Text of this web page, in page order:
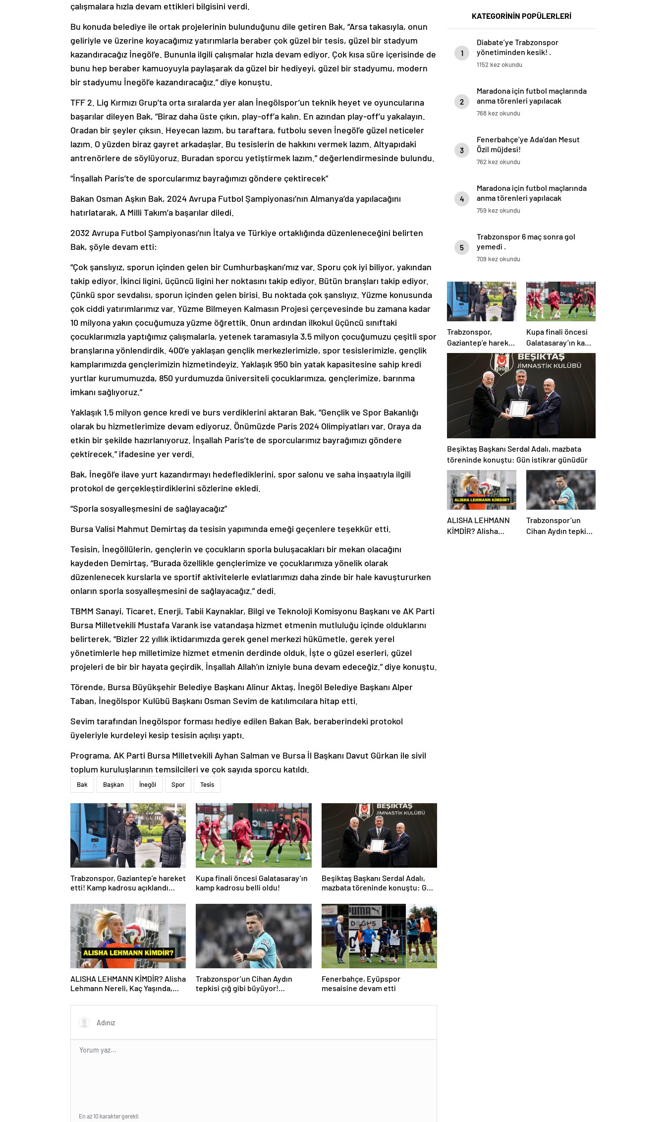
çalışmalara hızla devam ettikleri bilgisini verdi.
Bu konuda belediye ile ortak projelerinin bulunduğunu dile getiren Bak, “Arsa takasıyla, onun
geliriyle ve üzerine koyacağımız yatırımlarla beraber çok güzel bir tesis, güzel bir stadyum
kazandıracağız İnegöl’e. Bununla ilgili çalışmalar hızla devam ediyor. Çok kısa süre içerisinde de
bunu hep beraber kamuoyuyla paylaşarak da güzel bir hediyeyi, güzel bir stadyumu, modern
bir stadyumu İnegöl’e kazandıracağız.” diye konuştu.
TFF 2. Lig Kırmızı Grup’ta orta sıralarda yer alan İnegölspor’un teknik heyet ve oyuncularına
başarılar dileyen Bak, “Biraz daha üste çıkın, play-off’a kalın. En azından play-off’u yakalayın.
Oradan bir şeyler çıksın. Heyecan lazım, bu taraftara, futbolu seven İnegöl’e güzel neticeler
lazım. O yüzden biraz gayret arkadaşlar. Bu tesislerin de hakkını vermek lazım. Altyapıdaki
antrenörlere de söylüyoruz. Buradan sporcu yetiştirmek lazım.” değerlendirmesinde bulundu.
“İnşallah Paris’te de sporcularımız bayrağımızı göndere çektirecek”
Bakan Osman Aşkın Bak, 2024 Avrupa Futbol Şampiyonası’nın Almanya’da yapılacağını
hatırlatarak, A Milli Takım’a başarılar diledi.
2032 Avrupa Futbol Şampiyonası’nın İtalya ve Türkiye ortaklığında düzenleneceğini belirten
Bak, şöyle devam etti:
“Çok şanslıyız, sporun içinden gelen bir Cumhurbaşkanı’mız var. Sporu çok iyi biliyor, yakından
takip ediyor. İkinci ligini, üçüncü ligini her noktasını takip ediyor. Bütün branşları takip ediyor.
Çünkü spor sevdalısı, sporun içinden gelen birisi. Bu noktada çok şanslıyız. Yüzme konusunda
çok ciddi yatırımlarımız var. Yüzme Bilmeyen Kalmasın Projesi çerçevesinde bu zamana kadar
10 milyona yakın çocuğumuza yüzme öğrettik. Onun ardından ilkokul üçüncü sınıftaki
çocuklarımızla yaptığımız çalışmalarla, yetenek taramasıyla 3,5 milyon çocuğumuzu çeşitli spor
branşlarına yönlendirdik. 400’e yaklaşan gençlik merkezlerimizle, spor tesislerimizle, gençlik
kamplarımızda gençlerimizin hizmetindeyiz. Yaklaşık 950 bin yatak kapasitesine sahip kredi
yurtlar kurumumuzda, 850 yurdumuzda üniversiteli çocuklarımıza, gençlerimize, barınma
imkanı sağlıyoruz.”
Yaklaşık 1,5 milyon gence kredi ve burs verdiklerini aktaran Bak, “Gençlik ve Spor Bakanlığı
olarak bu hizmetlerimize devam ediyoruz. Önümüzde Paris 2024 Olimpiyatları var. Oraya da
etkin bir şekilde hazırlanıyoruz. İnşallah Paris’te de sporcularımız bayrağımızı göndere
çektirecek.” ifadesine yer verdi.
Bak, İnegöl’e ilave yurt kazandırmayı hedeflediklerini, spor salonu ve saha inşaatıyla ilgili
protokol de gerçekleştirdiklerini sözlerine ekledi.
“Sporla sosyalleşmesini de sağlayacağız”
Bursa Valisi Mahmut Demirtaş da tesisin yapımında emeği geçenlere teşekkür etti.
Tesisin, İnegöllülerin, gençlerin ve çocukların sporla buluşacakları bir mekan olacağını
kaydeden Demirtaş, “Burada özellikle gençlerimize ve çocuklarımıza yönelik olarak
düzenlenecek kurslarla ve sportif aktivitelerle evlatlarımızı daha zinde bir hale kavuştururken
onların sporla sosyalleşmesini de sağlayacağız.” dedi.
TBMM Sanayi, Ticaret, Enerji, Tabii Kaynaklar, Bilgi ve Teknoloji Komisyonu Başkanı ve AK Parti
Bursa Milletvekili Mustafa Varank ise vatandaşa hizmet etmenin mutluluğu içinde olduklarını
belirterek, “Bizler 22 yıllık iktidarımızda gerek genel merkezi hükümetle, gerek yerel
yönetimlerle hep milletimize hizmet etmenin derdinde olduk. İşte o güzel eserleri, güzel
projeleri de bir bir hayata geçirdik. İnşallah Allah’ın izniyle buna devam edeceğiz.” diye konuştu.
Törende, Bursa Büyükşehir Belediye Başkanı Alinur Aktaş, İnegöl Belediye Başkanı Alper
Taban, İnegölspor Kulübü Başkanı Osman Sevim de katılımcılara hitap etti.
Sevim tarafından İnegölspor forması hediye edilen Bakan Bak, beraberindeki protokol
üyeleriyle kurdeleyi kesip tesisin açılışı yaptı.
Programa, AK Parti Bursa Milletvekili Ayhan Salman ve Bursa İl Başkanı Davut Gürkan ile sivil
toplum kuruluşlarının temsilcileri ve çok sayıda sporcu katıldı.
Bak Başkan İnegöl Spor Tesis
Trabzonspor, Gaziantep’e hareket
etti! Kamp kadrosu açıklandı…
Kupa finali öncesi Galatasaray’ın
kamp kadrosu belli oldu!
Beşiktaş Başkanı Serdal Adalı,
mazbata töreninde konuştu: Gün
ALISHA LEHMANN KİMDİR? Alisha
Lehmann Nereli, Kaç Yaşında,
Trabzonspor’un Cihan Aydın
tepkisi çığ gibi büyüyor!
Fenerbahçe, Eyüpspor
mesaisine devam etti
En az 10 karakter gerekli
KATEGORİNİN POPÜLERLERİ
1
Diabate’ye Trabzonspor
yönetiminden kesik! .
1152 kez okundu
2
Maradona için futbol maçlarında
anma törenleri yapılacak
768 kez okundu
3
Fenerbahçe’ye Ada’dan Mesut
Özil müjdesi!
762 kez okundu
4
Maradona için futbol maçlarında
anma törenleri yapılacak
759 kez okundu
5
Trabzonspor 6 maç sonra gol
yemedi .
709 kez okundu
Trabzonspor,
Gaziantep’e hareket
etti! Kamp kadrosu
açıklandı…
Kupa finali öncesi
Galatasaray’ın kamp
kadrosu belli oldu!
Beşiktaş Başkanı Serdal Adalı, mazbata
töreninde konuştu: Gün istikrar günüdür
ALISHA LEHMANN
KİMDİR? Alisha
Trabzonspor’un
Cihan Aydın tepkisi